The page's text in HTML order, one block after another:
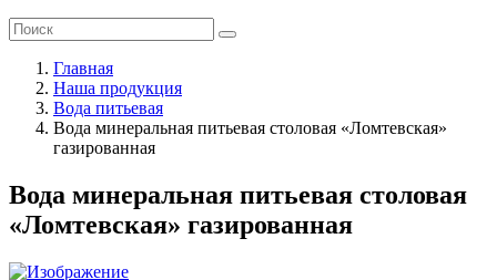
Главная
Наша продукция
Вода питьевая
Вода минеральная питьевая столовая «Ломтевская»
газированная
Вода минеральная питьевая столовая
«Ломтевская» газированная